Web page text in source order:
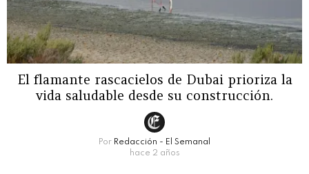
El flamante rascacielos de Dubai prioriza la
vida saludable desde su construcción.
Por Redacción - El Semanal
hace 2 años